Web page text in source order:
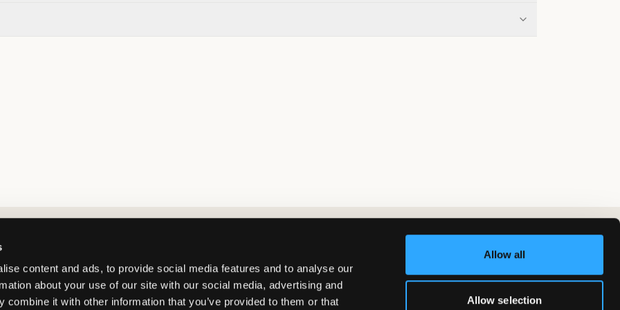
content and ads, to provide social media features and to analyse our
about your use of our site with our social media, advertising and
combine it with other information that you’ve provided to them or that
Allow all
Allow selection